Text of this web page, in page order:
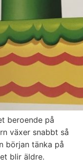
beroende på
växer snabbt så
början tänka på
blir äldre.